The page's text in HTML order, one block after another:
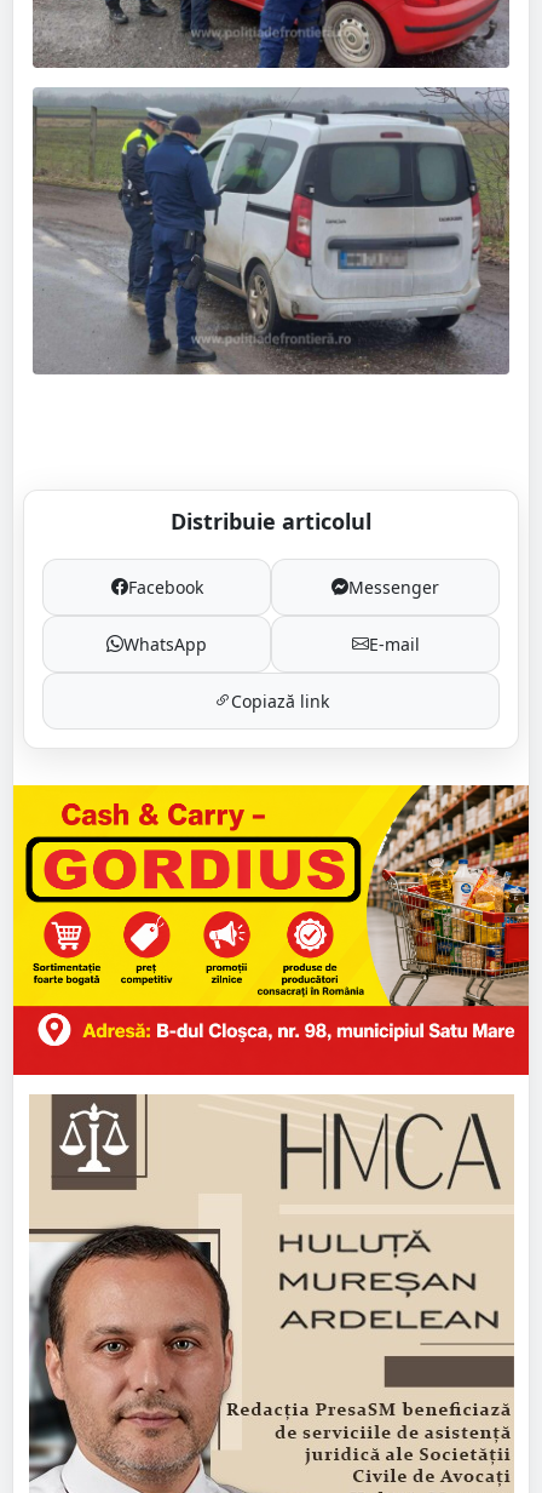
Distribuie articolul
Facebook Messenger
WhatsApp E-mail
Copiază link